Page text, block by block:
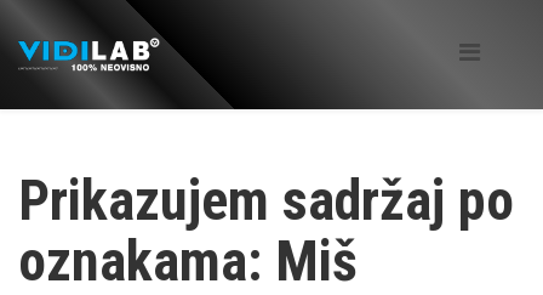
Prikazujem sadržaj po
oznakama: Miš